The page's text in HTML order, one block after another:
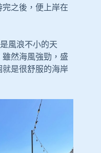
之後，便上岸在
風浪不小的天
然海風強勁，盛
是很舒服的海岸